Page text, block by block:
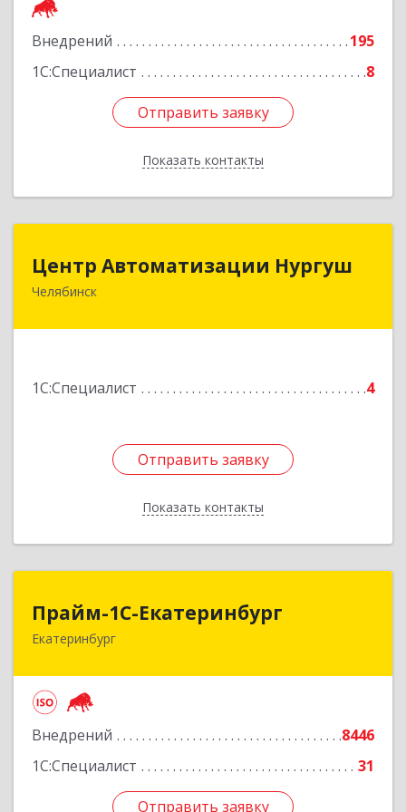
Внедрений
195
1С:Специалист
8
Отправить заявку
Показать контакты
Отправить заявку
Назад
Центр Автоматизации Нургуш
Челябинск
1С:Специалист 4
Отправить заявку
Показать контакты
Отправить заявку
Назад
Прайм-1С-Екатеринбург
Екатеринбург
Внедрений
8446
1С:Специалист
31
Отправить заявку
Прайм-1С-Екатеринбург
620142, Свердловская обл, Екатеринбург г, 8
Отправить заявку